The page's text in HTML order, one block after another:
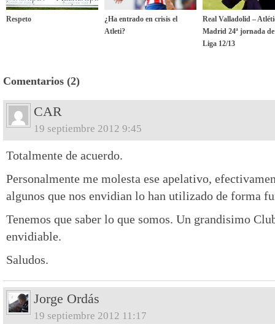
Respeto
¿Ha entrado en crisis el
Atleti?
Real Valladolid –
Madrid 24ª jornada
Liga 12/13
Comentarios (2)
CAR
19 septiembre 2012 9:45
Totalmente de acuerdo.
Personalmente me molesta ese apelativo,
algunos que nos envidian lo han utilizado de forma
Tenemos que saber lo que somos. Un grandisimo
envidiable.
Saludos.
Jorge Ordás
19 septiembre 2012 11:17